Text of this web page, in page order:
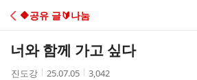
C
A
🔶️공유 글🔰나눔
너와 함께 가고 싶다
작
진도강
작
25.07.05
조
3,042